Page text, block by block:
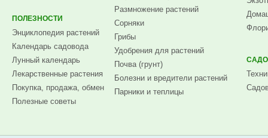
ПОЛЕЗНОСТИ
Энциклопедия растений
Календарь садовода
Лунный календарь
Лекарственные растения
Покупка, продажа, обмен
Полезные советы
Размножение растений
Сорняки
Грибы
Удобрения для растений
Почва (грунт)
Болезни и вредители растений
Парники и теплицы